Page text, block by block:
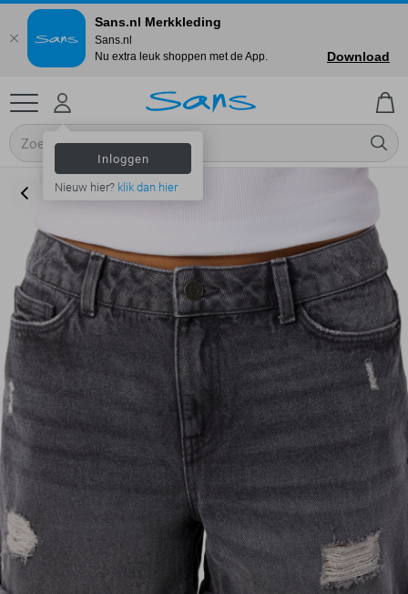
Inloggen
Nieuw hier? klik dan hier
Sans.nl Merkkleding
Sans.nl
Nu extra leuk shoppen met de App.
Download